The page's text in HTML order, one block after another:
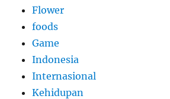
Flower
foods
Game
Indonesia
Internasional
Kehidupan